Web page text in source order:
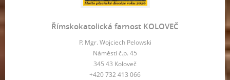
Římskokatolická farnost KOLOVEČ
P. Mgr. Wojciech Pelowski
Náměstí č.p. 45
345 43 Koloveč
+420 732 413 066